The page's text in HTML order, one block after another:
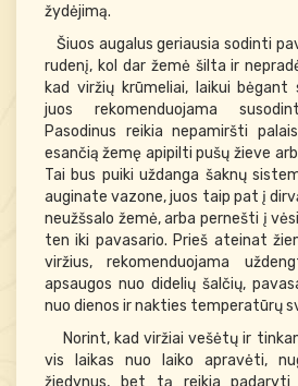
žydėjimą.
Šiuos augalus geriausia sodinti
rudenį, kol dar žemė šilta ir
kad viržių krūmeliai, laikui
juos rekomenduojama
Pasodinus reikia nepamiršti
esančią žemę apipilti pušų žieve
Tai bus puiki uždanga šaknų
auginate vazone, juos taip pat į
neužšsalo žemė, arba pernešti į
ten iki pavasario. Prieš ateinat
viržius, rekomenduojama
apsaugos nuo didelių šalčių,
nuo dienos ir nakties temperatūrų
Norint, kad viržiai vešėtų ir
vis laikas nuo laiko apravėti,
žiedynus, bet tą reikia padaryti